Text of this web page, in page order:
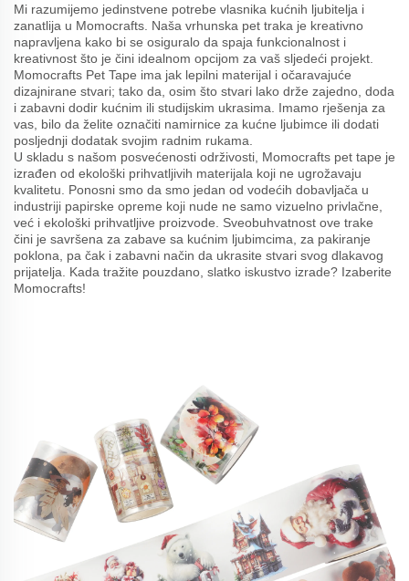
Mi razumijemo jedinstvene potrebe vlasnika kućnih ljubitelja i
zanatlija u Momocrafts. Naša vrhunska pet traka je kreativno
napravljena kako bi se osiguralo da spaja funkcionalnost i
kreativnost što je čini idealnom opcijom za vaš sljedeći projekt.
Momocrafts Pet Tape ima jak lepilni materijal i očaravajuće
dizajnirane stvari; tako da, osim što stvari lako drže zajedno, doda
i zabavni dodir kućnim ili studijskim ukrasima. Imamo rješenja za
vas, bilo da želite označiti namirnice za kućne ljubimce ili dodati
posljednji dodatak svojim radnim rukama.
U skladu s našom posvećenosti održivosti, Momocrafts pet tape je
izrađen od ekološki prihvatljivih materijala koji ne ugrožavaju
kvalitetu. Ponosni smo da smo jedan od vodećih dobavljača u
industriji papirske opreme koji nude ne samo vizuelno privlačne,
već i ekološki prihvatljive proizvode. Sveobuhvatnost ove trake
čini je savršena za zabave sa kućnim ljubimcima, za pakiranje
poklona, pa čak i zabavni način da ukrasite stvari svog dlakavog
prijatelja. Kada tražite pouzdano, slatko iskustvo izrade? Izaberite
Momocrafts!